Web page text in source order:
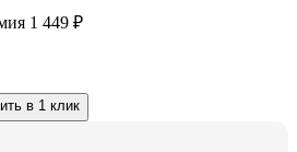
1 449 ₽
в 1 клик